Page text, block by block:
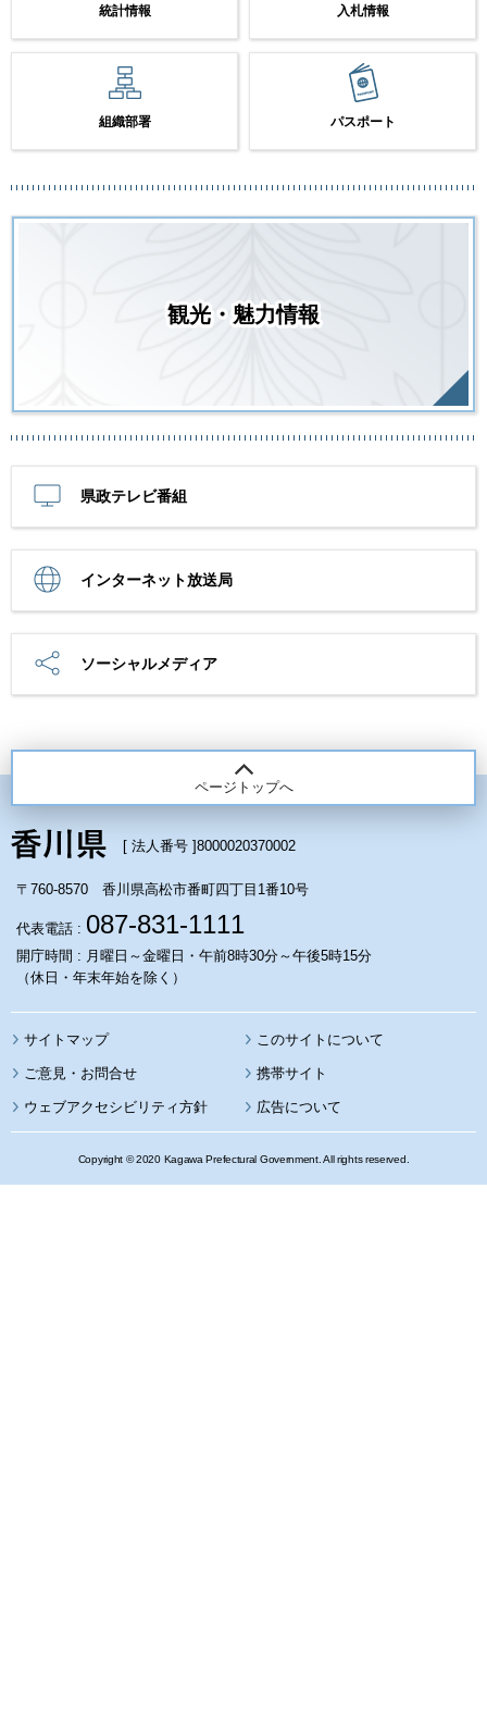
統計情報 入札情報
組織部署 パスポート
観光・魅力情報
県政テレビ番組
インターネット放送局
ソーシャルメディア
ページトップへ
[ 法人番号 ]8000020370002
〒760-8570 香川県高松市番町四丁目1番10号
代表電話 : 087-831-1111
開庁時間 : 月曜日～金曜日・午前8時30分～午後5時15分
（休日・年末年始を除く）
サイトマップ このサイトについて
携帯サイト
ウェブアクセシビリティ方針 広告について
Copyright © 2020 Kagawa Prefectural Government. All rights reserved.